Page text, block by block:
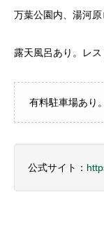
万葉公園内、湯河原
露天風呂あり。レス
有料駐車場あり
公式サイト：